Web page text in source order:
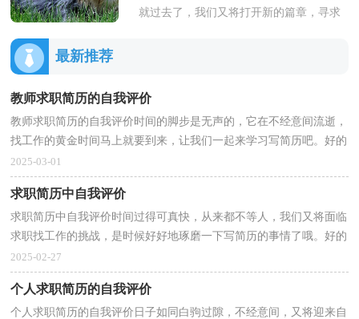
就过去了，我们又将打开新的篇章，寻求
最新推荐
教师求职简历的自我评价
教师求职简历的自我评价时间的脚步是无声的，它在不经意间流逝，
找工作的黄金时间马上就要到来，让我们一起来学习写简历吧。好的
简历都具备一些什么特点呢？下面是小编精心整理的教...
2025-03-01
求职简历中自我评价
求职简历中自我评价时间过得可真快，从来都不等人，我们又将面临
求职找工作的挑战，是时候好好地琢磨一下写简历的事情了哦。好的
简历都具备一些什么特点呢？下面是小编整理的求职简...
2025-02-27
个人求职简历的自我评价
个人求职简历的自我评价日子如同白驹过隙，不经意间，又将迎来自